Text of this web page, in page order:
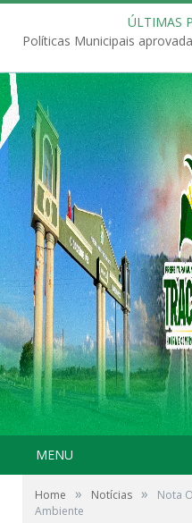
ÚLTIMAS
MENU
Home » Notícias »
Nota
Ambiente